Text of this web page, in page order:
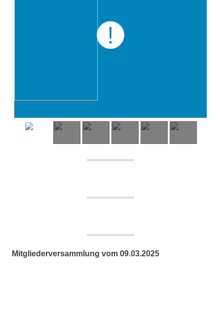
Mitgliederversammlung vom 09.03.2025